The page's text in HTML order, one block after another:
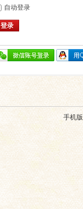
自动登录
登录
手机版